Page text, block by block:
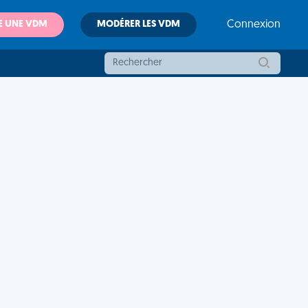
UNE VDM MODÉRER LES VDM Connexion